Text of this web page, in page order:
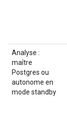
Analyse :
maître
Postgres ou
autonome en
mode standby